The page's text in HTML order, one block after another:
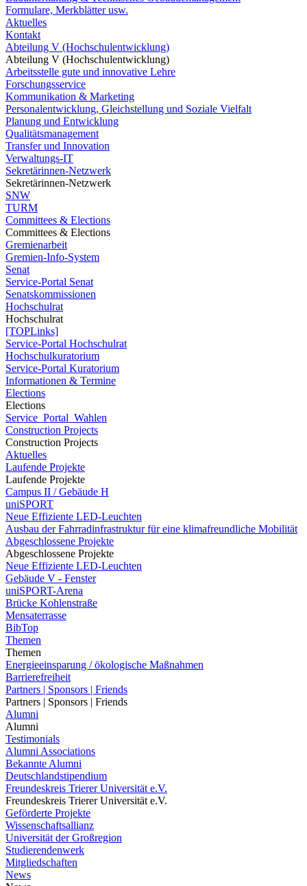
Formulare, Merkblätter usw.
Aktuelles
Kontakt
Abteilung V (Hochschulentwicklung)
Abteilung V (Hochschulentwicklung)
Arbeitsstelle gute und innovative Lehre
Forschungsservice
Kommunikation & Marketing
Personalentwicklung, Gleichstellung und Soziale Vielfalt
Planung und Entwicklung
Qualitätsmanagement
Transfer und Innovation
Verwaltungs-IT
Sekretärinnen-Netzwerk
Sekretärinnen-Netzwerk
SNW
TURM
Committees & Elections
Committees & Elections
Gremienarbeit
Gremien-Info-System
Senat
Service-Portal Senat
Senatskommissionen
Hochschulrat
Hochschulrat
[TOPLinks]
Service-Portal Hochschulrat
Hochschulkuratorium
Service-Portal Kuratorium
Informationen & Termine
Elections
Elections
Service_Portal_Wahlen
Construction Projects
Construction Projects
Aktuelles
Laufende Projekte
Laufende Projekte
Campus II / Gebäude H
uniSPORT
Neue Effiziente LED-Leuchten
Ausbau der Fahrradinfrastruktur für eine klimafreundliche Mobilität
Abgeschlossene Projekte
Abgeschlossene Projekte
Neue Effiziente LED-Leuchten
Gebäude V - Fenster
uniSPORT-Arena
Brücke Kohlenstraße
Mensaterrasse
BibTop
Themen
Themen
Energieeinsparung / ökologische Maßnahmen
Barrierefreiheit
Partners | Sponsors | Friends
Partners | Sponsors | Friends
Alumni
Alumni
Testimonials
Alumni Associations
Bekannte Alumni
Deutschlandstipendium
Freundeskreis Trierer Universität e.V.
Freundeskreis Trierer Universität e.V.
Geförderte Projekte
Wissenschaftsallianz
Universität der Großregion
Studierendenwerk
Mitgliedschaften
News